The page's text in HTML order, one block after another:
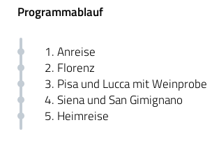
Programmablauf
1. Anreise
2. Florenz
3. Pisa und Lucca mit Weinprobe
4. Siena und San Gimignano
5. Heimreise